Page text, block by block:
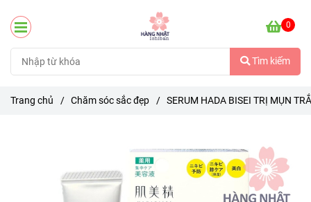
0
Tìm kiếm
Trang chủ / Chăm sóc sắc đẹp / SERUM HADA BISEI TRỊ MỤN